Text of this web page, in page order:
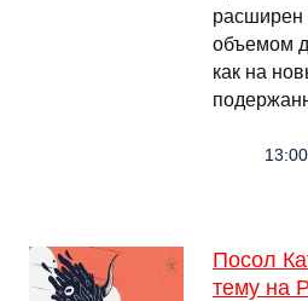
расширен
объемом
как на
Посол
тему на